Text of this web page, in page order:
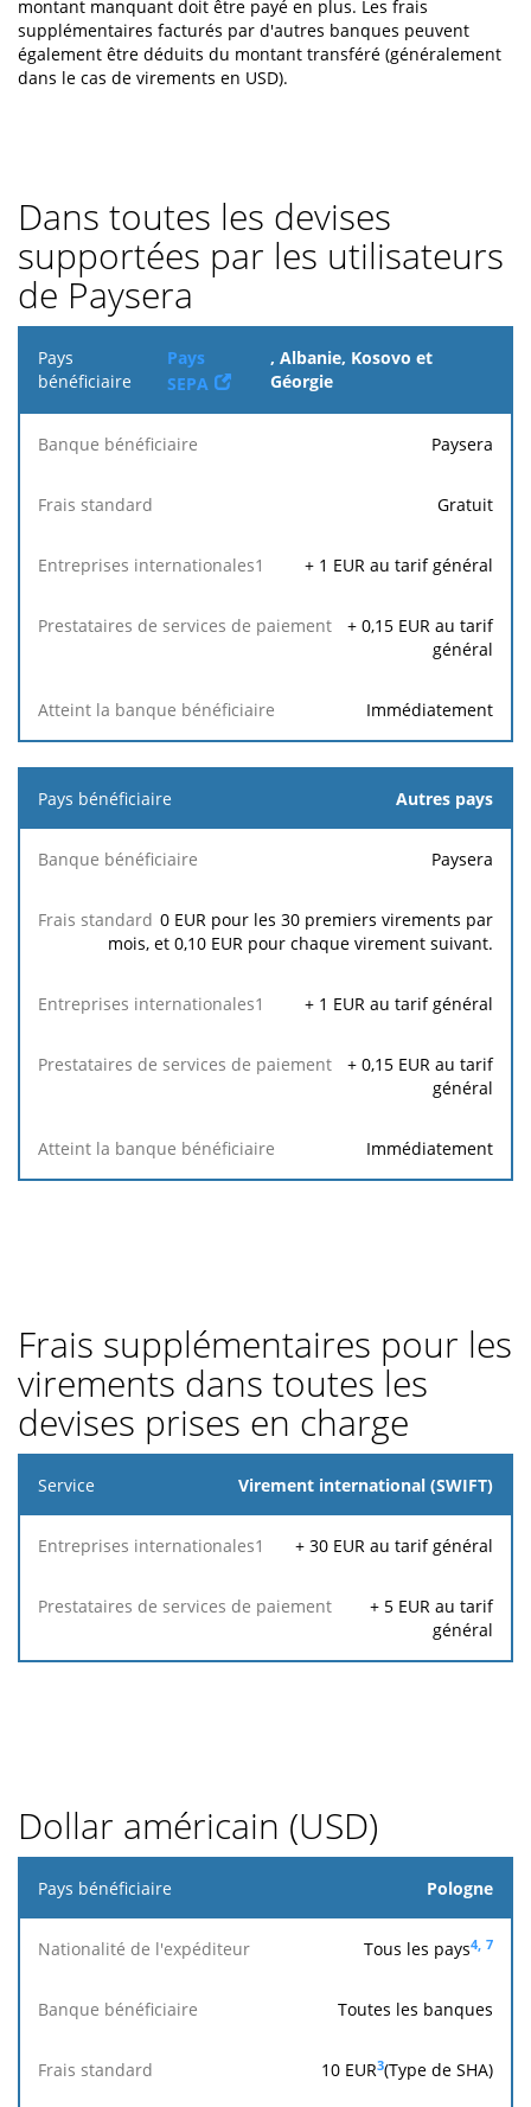
montant manquant doit être payé en plus. Les frais
supplémentaires facturés par d'autres banques peuvent
également être déduits du montant transféré (généralement
dans le cas de virements en USD).
Dans toutes les devises
supportées par les utilisateurs
de Paysera
Pays
bénéficiaire
paiement
Pays
SEPA
, Albanie, Kosovo et
Géorgie
Paysera
Gratuit
+ 1 EUR au tarif général
+ 0,15 EUR au tarif
général
Immédiatement
Autres pays
Paysera
0 EUR pour les 30 premiers virements par
mois, et 0,10 EUR pour chaque virement suivant.
+ 1 EUR au tarif général
+ 0,15 EUR au tarif
général
Immédiatement
Frais supplémentaires pour les
virements dans toutes les
devises prises en charge
Service
Prestataires
paiement
Virement international (SWIFT)
+ 30 EUR au tarif général
+ 5 EUR au tarif
général
Dollar américain (USD)
Pays
l'expéditeur
Accepté
Atteint la
Pologne
Tous les pays4, 7
Toutes les banques
10 EUR3(Type de SHA)